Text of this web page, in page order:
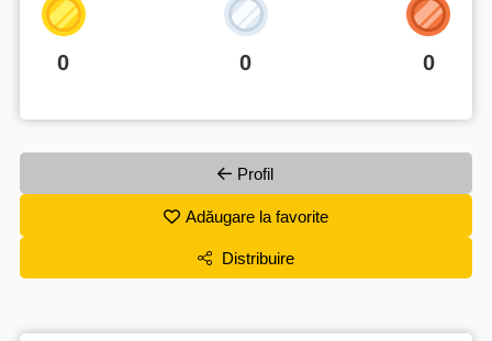
0 0 0
Profil
Adăugare la favorite
Distribuire